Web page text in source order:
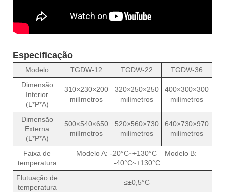
Especificação
Modelo TGDW-12 TGDW-22
TGDW-36
Dimensão
Interior
(L*P*A)
310×230×200
milímetros
320×250×250
milímetros
400×300×300
milímetros
Dimensão
Externa
(L*P*A)
500×540×650
milímetros
520×560×730
milímetros
640×730×970
milímetros
Faixa de
temperatura
Modelo A: -20°C~+130°C Modelo B:
-40°C~+130°C
Flutuação de
temperatura
≤±0,5°C